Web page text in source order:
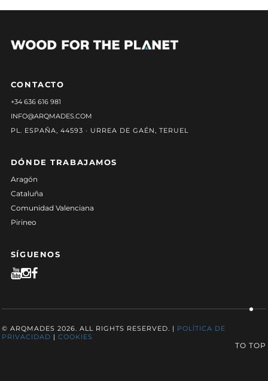
CONTACTO
+34 636 616 981
INFO@ARQMADES.COM
PL. ESPAÑA, 44593 · URREA DE GAÉN, TERUEL
DÓNDE TRABAJAMOS
Aragón
Cataluña
Comunidad Valenciana
Pirineo
SÍGUENOS
© ARQMADES 2026. ALL RIGHTS RESERVED. | POLÍTICA DE
PRIVACIDAD | COOKIES
TO TOP